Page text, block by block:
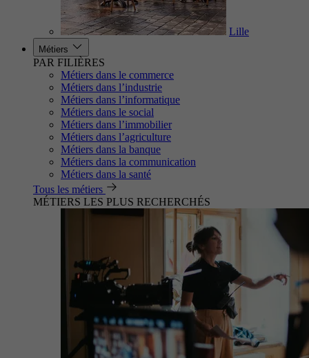
Lille
Métiers
PAR FILIÈRES
Métiers dans le commerce
Métiers dans l’industrie
Métiers dans l’informatique
Métiers dans le social
Métiers dans l’immobilier
Métiers dans l’agriculture
Métiers dans la banque
Métiers dans la communication
Métiers dans la santé
Tous les métiers
MÉTIERS LES PLUS RECHERCHÉS